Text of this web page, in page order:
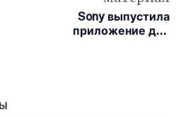
Sony выпустила
приложение для